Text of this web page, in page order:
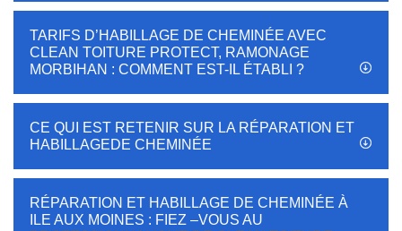
TARIFS D’HABILLAGE DE CHEMINÉE AVEC
CLEAN TOITURE PROTECT, RAMONAGE
MORBIHAN : COMMENT EST-IL ÉTABLI ?
CE QUI EST RETENIR SUR LA RÉPARATION ET
HABILLAGEDE CHEMINÉE
RÉPARATION ET HABILLAGE DE CHEMINÉE À
ILE AUX MOINES : FIEZ –VOUS AU